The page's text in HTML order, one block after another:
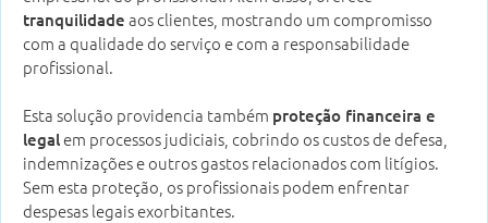
tranquilidade aos clientes, mostrando um compromisso
com a qualidade do serviço e com a responsabilidade
profissional.
Esta solução providencia também proteção financeira e
legalem processos judiciais, cobrindo os custos de defesa,
indemnizações e outros gastos relacionados com litígios.
Sem esta proteção, os profissionais podem enfrentar
despesas legais exorbitantes.